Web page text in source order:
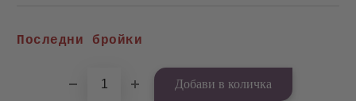
Последни бройки